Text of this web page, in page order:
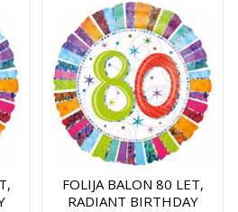
FOLIJA BALON 80 LET,
RADIANT BIRTHDAY